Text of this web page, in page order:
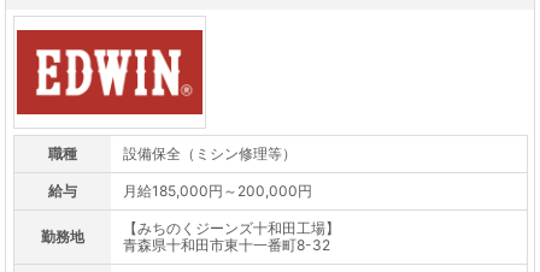
職種 設備保全（ミシン修理等）
給与 月給185,000円～200,000円
勤務地
【みちのくジーンズ十和田工場】
青森県十和田市東十一番町8-32